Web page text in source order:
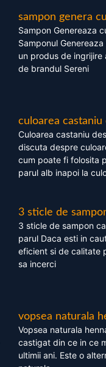
sampon genera
Sampon Genereaza
Samponul
un produs de
de brandul Sereni
culoarea castaniu
Culoarea castaniu
discuta despre
cum poate fi folosita
parul alb inapoi la
3 sticle de
3 sticle de sampon
parul Daca esti in
eficient si de calitate
sa incerci
vopsea naturala
Vopsea naturala
castigat din ce in ce
ultimii ani. Este o